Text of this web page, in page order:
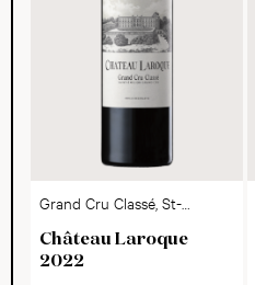
Grand Cru Classé, St-
Emilion AOC
Château Laroque
2022